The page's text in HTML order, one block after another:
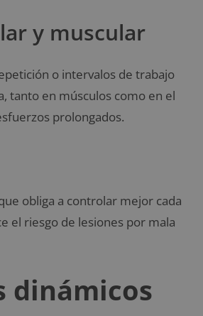
y muscular
o intervalos de trabajo
tanto en músculos como en el
prolongados.
obliga a controlar mejor cada
el riesgo de lesiones por mala
dinámicos